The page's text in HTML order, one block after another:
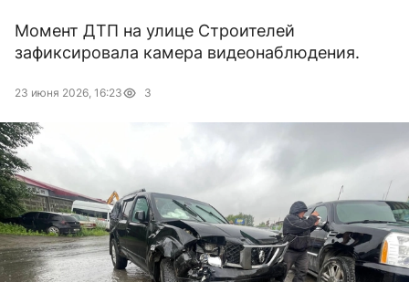
Момент ДТП на улице Строителей
зафиксировала камера видеонаблюдения.
23 июня 2026, 16:23 3